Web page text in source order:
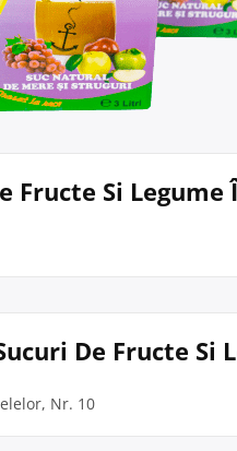
Fructe Si Legume
De Fructe Si
Nr. 10